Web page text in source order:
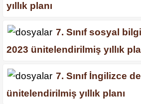
yıllık planı
7. Sınıf sosyal
2023 ünitelendirilmiş yıllık
7. Sınıf İngilizce
ünitelendirilmiş yıllık planı